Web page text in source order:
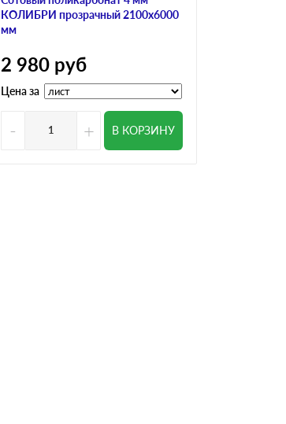
КОЛИБРИ прозрачный 2100х6000
мм
2 980 руб
Цена за
- + В КОРЗИНУ